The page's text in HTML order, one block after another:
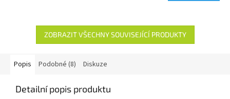
ZOBRAZIT VŠECHNY SOUVISEJÍCÍ PRODUKTY
Popis Podobné (8) Diskuze
Detailní popis produktu